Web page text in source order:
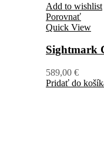
Add to wishlist
Porovnať
Quick View
Sightmark
589,00 €
Pridať do